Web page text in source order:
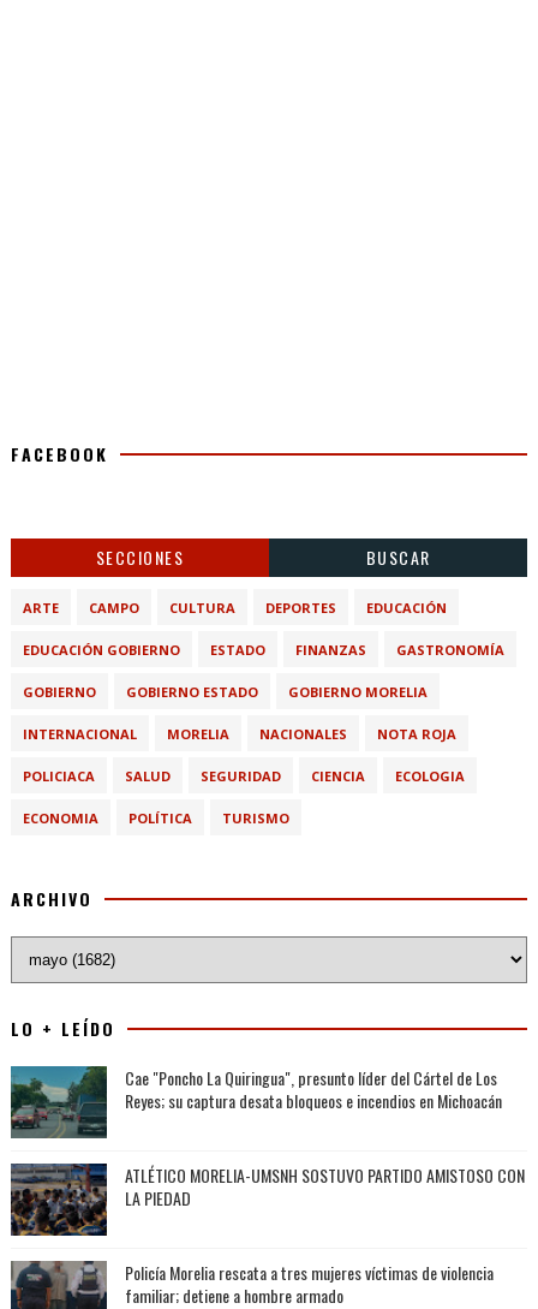
FACEBOOK
SECCIONES BUSCAR
ARTE CAMPO CULTURA DEPORTES EDUCACIÓN
EDUCACIÓN GOBIERNO ESTADO FINANZAS GASTRONOMÍA
GOBIERNO GOBIERNO ESTADO GOBIERNO MORELIA
INTERNACIONAL MORELIA NACIONALES NOTA ROJA
POLICIACA SALUD SEGURIDAD CIENCIA ECOLOGIA
ECONOMIA POLÍTICA TURISMO
ARCHIVO
LO + LEÍDO
Cae "Poncho La Quiringua", presunto líder del Cártel de Los
Reyes; su captura desata bloqueos e incendios en Michoacán
ATLÉTICO MORELIA-UMSNH SOSTUVO PARTIDO AMISTOSO CON
LA PIEDAD
Policía Morelia rescata a tres mujeres víctimas de violencia
familiar; detiene a hombre armado